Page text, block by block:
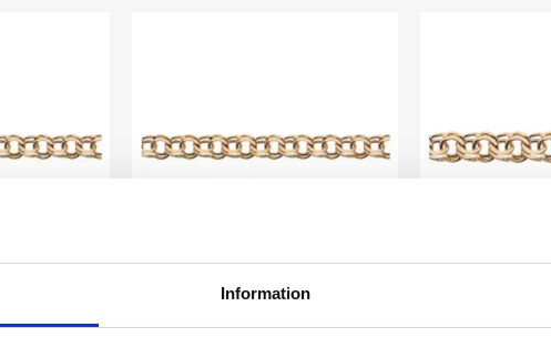
Information
Bismarck armband Bismarck